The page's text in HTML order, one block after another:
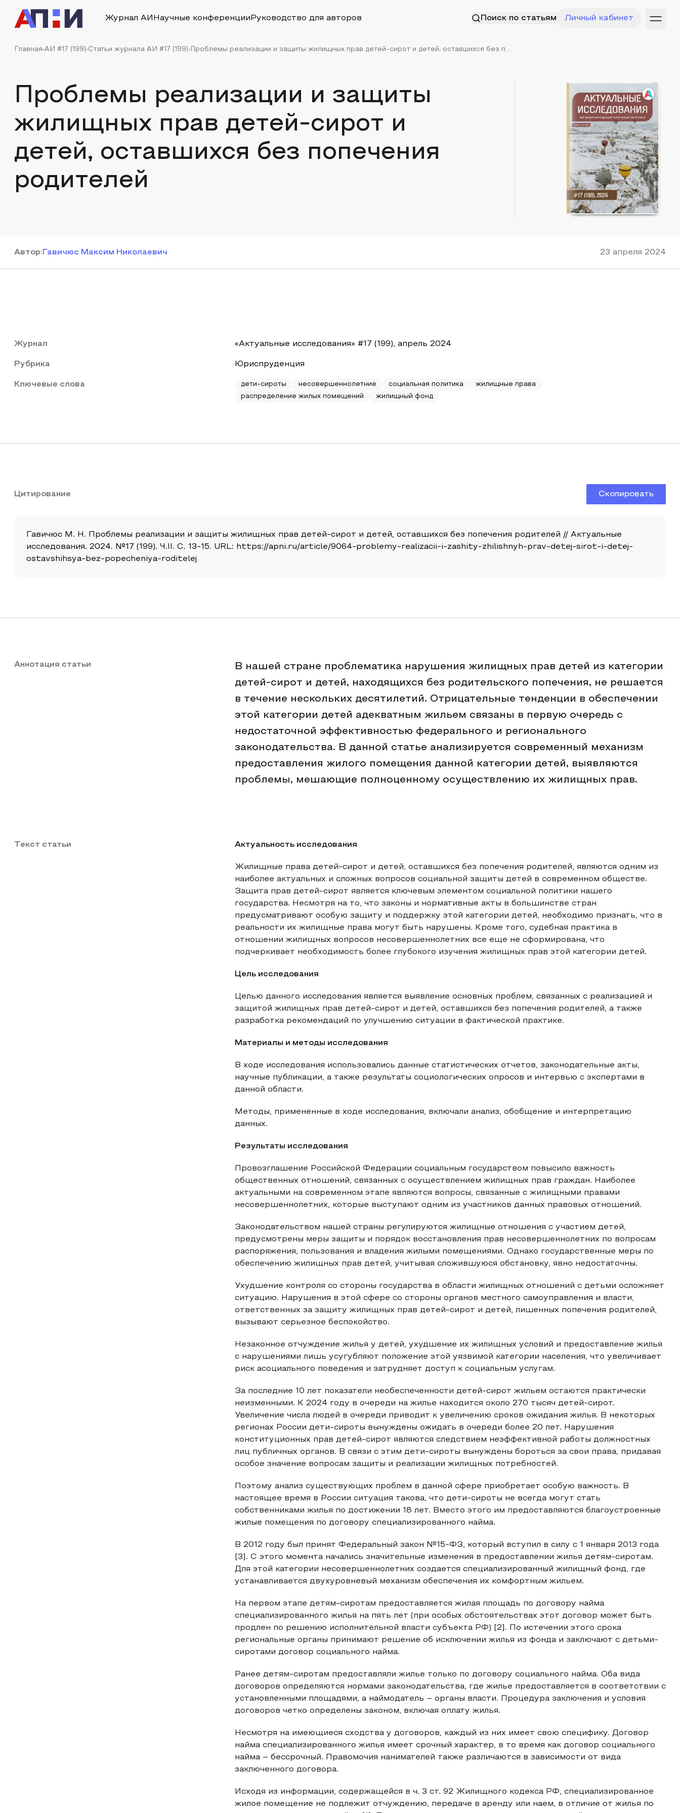
Журнал АИ Научные конференции Руководство для авторов Поиск по статьям Личный кабинет
Главная АИ #17 (199) Статьи журнала АИ #17 (199) Проблемы реализации и защиты жилищных прав детей-сирот и детей, оставшихся без п...
Проблемы реализации и защиты
жилищных прав детей-сирот и
детей, оставшихся без попечения
родителей
Автор: Гавичюс Максим Николаевич 23 апреля 2024
Журнал «Актуальные исследования» #17 (199), апрель 2024
Рубрика Юриспруденция
Ключевые слова дети-сироты несовершеннолетние социальная политика
жилищные права
распределение жилых помещений
жилищный фонд
Цитирование Скопировать
Гавичюс М. Н. Проблемы реализации и защиты жилищных прав детей-сирот и детей, оставшихся без попечения родителей // Актуальные
исследования. 2024. №17 (199). Ч.II. С. 13-15. URL: https://apni.ru/article/9064-problemy-realizacii-i-zashity-zhilishnyh-prav-detej-sirot-i-detej-
ostavshihsya-bez-popecheniya-roditelej
Аннотация статьи
В нашей стране проблематика нарушения жилищных прав детей из категории
детей-сирот и детей, находящихся без родительского попечения, не решается
в течение нескольких десятилетий. Отрицательные тенденции в обеспечении
этой категории детей адекватным жильем связаны в первую очередь с
недостаточной эффективностью федерального и регионального
законодательства. В данной статье анализируется современный механизм
предоставления жилого помещения данной категории детей, выявляются
проблемы, мешающие полноценному осуществлению их жилищных прав.
Текст статьи Актуальность исследования
Жилищные права детей-сирот и детей, оставшихся без попечения родителей, являются одним из
наиболее актуальных и сложных вопросов социальной защиты детей в современном обществе.
Защита прав детей-сирот является ключевым элементом социальной политики нашего
государства. Несмотря на то, что законы и нормативные акты в большинстве стран
предусматривают особую защиту и поддержку этой категории детей, необходимо признать, что в
реальности их жилищные права могут быть нарушены. Кроме того, судебная практика в
отношении жилищных вопросов несовершеннолетних все еще не сформирована, что
подчеркивает необходимость более глубокого изучения жилищных прав этой категории детей.
Цель исследования
Целью данного исследования является выявление основных проблем, связанных с реализацией и
защитой жилищных прав детей-сирот и детей, оставшихся без попечения родителей, а также
разработка рекомендаций по улучшению ситуации в фактической практике.
Материалы и методы исследования
В ходе исследования использовались данные статистических отчетов, законодательные акты,
научные публикации, а также результаты социологических опросов и интервью с экспертами в
данной области.
Методы, примененные в ходе исследования, включали анализ, обобщение и интерпретацию
данных.
Результаты исследования
Провозглашение Российской Федерации социальным государством повысило важность
общественных отношений, связанных с осуществлением жилищных прав граждан. Наиболее
актуальными на современном этапе являются вопросы, связанные с жилищными правами
несовершеннолетних, которые выступают одним из участников данных правовых отношений.
Законодательством нашей страны регулируются жилищные отношения с участием детей,
предусмотрены меры защиты и порядок восстановления прав несовершеннолетних по вопросам
распоряжения, пользования и владения жилыми помещениями. Однако государственные меры по
обеспечению жилищных прав детей, учитывая сложившуюся обстановку, явно недостаточны.
Ухудшение контроля со стороны государства в области жилищных отношений с детьми осложняет
ситуацию. Нарушения в этой сфере со стороны органов местного самоуправления и власти,
ответственных за защиту жилищных прав детей-сирот и детей, лишенных попечения родителей,
вызывают серьезное беспокойство.
Незаконное отчуждение жилья у детей, ухудшение их жилищных условий и предоставление жилья
с нарушениями лишь усугубляют положение этой уязвимой категории населения, что увеличивает
риск асоциального поведения и затрудняет доступ к социальным услугам.
За последние 10 лет показатели необеспеченности детей-сирот жильем остаются практически
неизменными. К 2024 году в очереди на жилье находится около 270 тысяч детей-сирот.
Увеличение числа людей в очереди приводит к увеличению сроков ожидания жилья. В некоторых
регионах России дети-сироты вынуждены ожидать в очереди более 20 лет. Нарушения
конституционных прав детей-сирот являются следствием неэффективной работы должностных
лиц публичных органов. В связи с этим дети-сироты вынуждены бороться за свои права, придавая
особое значение вопросам защиты и реализации жилищных потребностей.
Поэтому анализ существующих проблем в данной сфере приобретает особую важность. В
настоящее время в России ситуация такова, что дети-сироты не всегда могут стать
собственниками жилья по достижении 18 лет. Вместо этого им предоставляются благоустроенные
жилые помещения по договору специализированного найма.
В 2012 году был принят Федеральный закон №15-ФЗ, который вступил в силу с 1 января 2013 года
[3]. С этого момента начались значительные изменения в предоставлении жилья детям-сиротам.
Для этой категории несовершеннолетних создается специализированный жилищный фонд, где
устанавливается двухуровневый механизм обеспечения их комфортным жильем.
На первом этапе детям-сиротам предоставляется жилая площадь по договору найма
специализированного жилья на пять лет (при особых обстоятельствах этот договор может быть
продлен по решению исполнительной власти субъекта РФ) [2]. По истечении этого срока
региональные органы принимают решение об исключении жилья из фонда и заключают с детьми-
сиротами договор социального найма.
Ранее детям-сиротам предоставляли жилье только по договору социального найма. Оба вида
договоров определяются нормами законодательства, где жилье предоставляется в соответствии с
установленными площадями, а наймодатель – органы власти. Процедура заключения и условия
договоров четко определены законом, включая оплату жилья.
Несмотря на имеющиеся сходства у договоров, каждый из них имеет свою специфику. Договор
найма специализированного жилья имеет срочный характер, в то время как договор социального
найма – бессрочный. Правомочия нанимателей также различаются в зависимости от вида
заключенного договора.
Исходя из информации, содержащейся в ч. 3 ст. 92 Жилищного кодекса РФ, специализированное
жилое помещение не подлежит отчуждению, передаче в аренду или наем, в отличие от жилья по